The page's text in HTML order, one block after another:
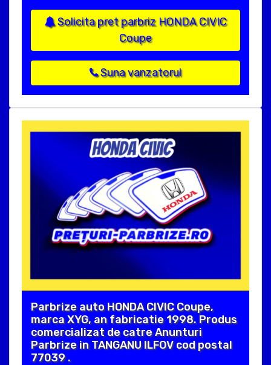
Solicita pret parbriz HONDA CIVIC
Coupe
Suna vanzatorul
Parbrize auto HONDA CIVIC Coupe,
marca XYG, an fabricatie 1998. Produs
comercializat de catre Anunturi
Parbrize in TANGANU ILFOV cod postal
77039 .